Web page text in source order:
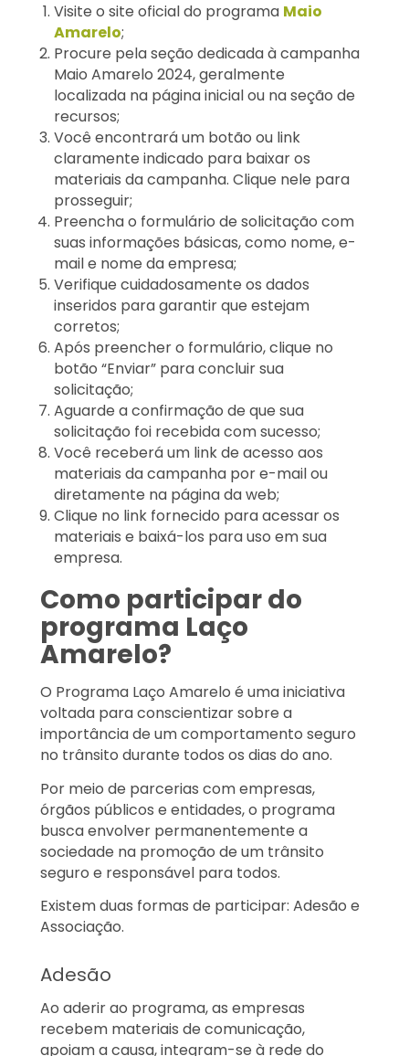
Visite o site oficial do programa Maio
Amarelo;
Procure pela seção dedicada à campanha
Maio Amarelo 2024, geralmente
localizada na página inicial ou na seção de
recursos;
Você encontrará um botão ou link
claramente indicado para baixar os
materiais da campanha. Clique nele para
prosseguir;
Preencha o formulário de solicitação com
suas informações básicas, como nome, e-
mail e nome da empresa;
Verifique cuidadosamente os dados
inseridos para garantir que estejam
corretos;
Após preencher o formulário, clique no
botão “Enviar” para concluir sua
solicitação;
Aguarde a confirmação de que sua
solicitação foi recebida com sucesso;
Você receberá um link de acesso aos
materiais da campanha por e-mail ou
diretamente na página da web;
Clique no link fornecido para acessar os
materiais e baixá-los para uso em sua
empresa.
Como participar do
programa Laço
Amarelo?
O Programa Laço Amarelo é uma iniciativa
voltada para conscientizar sobre a
importância de um comportamento seguro
no trânsito durante todos os dias do ano.
Por meio de parcerias com empresas,
órgãos públicos e entidades, o programa
busca envolver permanentemente a
sociedade na promoção de um trânsito
seguro e responsável para todos.
Existem duas formas de participar: Adesão e
Associação.
Adesão
Ao aderir ao programa, as empresas
recebem materiais de comunicação,
apoiam a causa, integram-se à rede do